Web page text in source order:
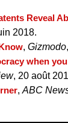
Reveal
2018.
, Gizmodo
when
, 20 août
, ABC